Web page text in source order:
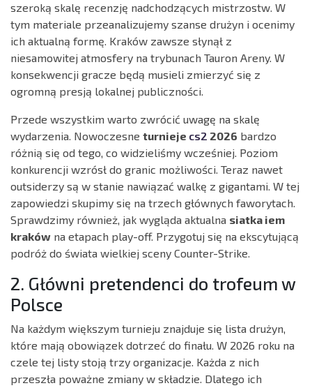
szeroką skalę recenzję nadchodzących mistrzostw. W
tym materiale przeanalizujemy szanse drużyn i ocenimy
ich aktualną formę. Kraków zawsze słynął z
niesamowitej atmosfery na trybunach Tauron Areny. W
konsekwencji gracze będą musieli zmierzyć się z
ogromną presją lokalnej publiczności.
Przede wszystkim warto zwrócić uwagę na skalę
wydarzenia. Nowoczesne turnieje cs2 2026 bardzo
różnią się od tego, co widzieliśmy wcześniej. Poziom
konkurencji wzrósł do granic możliwości. Teraz nawet
outsiderzy są w stanie nawiązać walkę z gigantami. W tej
zapowiedzi skupimy się na trzech głównych faworytach.
Sprawdzimy również, jak wygląda aktualna siatka iem
kraków na etapach play-off. Przygotuj się na ekscytującą
podróż do świata wielkiej sceny Counter-Strike.
2. Główni pretendenci do trofeum w
Polsce
Na każdym większym turnieju znajduje się lista drużyn,
które mają obowiązek dotrzeć do finału. W 2026 roku na
czele tej listy stoją trzy organizacje. Każda z nich
przeszła poważne zmiany w składzie. Dlatego ich